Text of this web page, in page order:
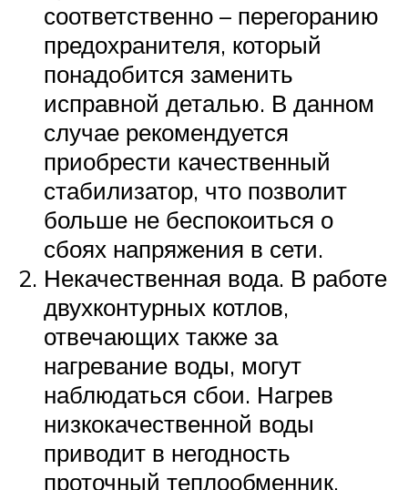
соответственно – перегоранию
предохранителя, который
понадобится заменить
исправной деталью. В данном
случае рекомендуется
приобрести качественный
стабилизатор, что позволит
больше не беспокоиться о
сбоях напряжения в сети.
Некачественная вода. В работе
двухконтурных котлов,
отвечающих также за
нагревание воды, могут
наблюдаться сбои. Нагрев
низкокачественной воды
приводит в негодность
проточный теплообменник,